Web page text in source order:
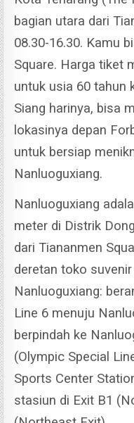
bagian utara dari
08.30-16.30. Kamu
Square. Harga tiket
untuk usia 60 tahun
Siang harinya, bisa
lokasinya depan
untuk bersiap
Nanluoguxiang.
Nanluoguxiang
meter di Distrik
dari Tiananmen
deretan toko suvenir
Nanluoguxiang:
Line 6 menuju
berpindah ke
(Olympic Special
Sports Center
stasiun di Exit B1